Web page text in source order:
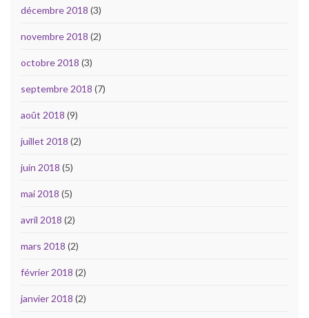
décembre 2018 (3)
novembre 2018 (2)
octobre 2018 (3)
septembre 2018 (7)
août 2018 (9)
juillet 2018 (2)
juin 2018 (5)
mai 2018 (5)
avril 2018 (2)
mars 2018 (2)
février 2018 (2)
janvier 2018 (2)